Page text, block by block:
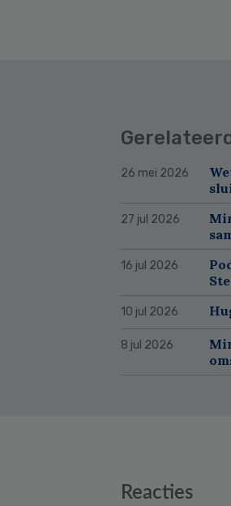
26 mei 2026
27 jul 2026
16 jul 2026
10 jul 2026
8 jul 2026
Reacties